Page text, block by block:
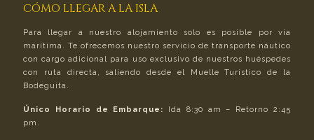
CÓMO LLEGAR A LA ISLA
Para llegar a nuestro alojamiento solo es posible por vía
marítima. Te ofrecemos nuestro servicio de transporte náutico
con cargo adicional para uso exclusivo de nuestros huéspedes
con ruta directa, saliendo desde el Muelle Turístico de la
Bodeguita.
Único Horario de Embarque:
Ida 8:30 am – Retorno 2:45
pm.